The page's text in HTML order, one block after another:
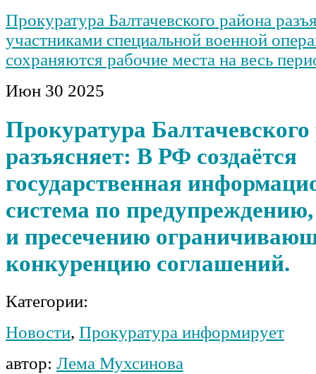
Прокуратура Балтачевского района
участниками специальной военной
сохраняются рабочие места на весь
Июн 30 2025
Прокуратура
разъясняет: В РФ создаётся
государственная
система по
и пресечению
конкуренцию соглашений.
Категории:
Новости, Прокуратура информирует
автор: Лема Мухсинова